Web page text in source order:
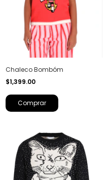
Chaleco Bombóm
$1,399.00
Comprar